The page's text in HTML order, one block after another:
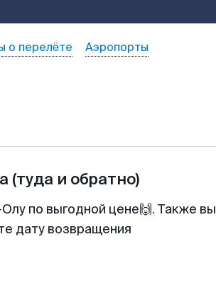
о перелёте Аэропорты
(туда и обратно)
по выгодной цене🙌. Также вы
дату возвращения